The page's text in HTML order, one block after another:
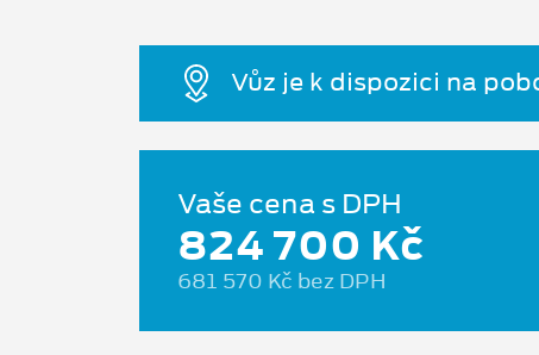
Vůz je k dispozici na
Vaše cena s DPH
824 700 Kč
681 570 Kč bez DPH